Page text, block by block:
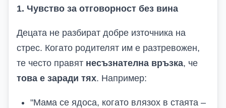
1. Чувство за отговорност без вина
Децата не разбират добре източника на
стрес. Когато родителят им е разтревожен,
те често правят несъзнателна връзка, че
това е заради тях. Например:
"Мама се ядоса, когато влязох в стаята –